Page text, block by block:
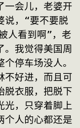
一会儿，老婆开
说，“要不要脱
人看到啊”，老
。我觉得美国周
停车场没人。
不好进，而且可
脱衣服，把脱下
光，只穿着脚上
个人的心都还是